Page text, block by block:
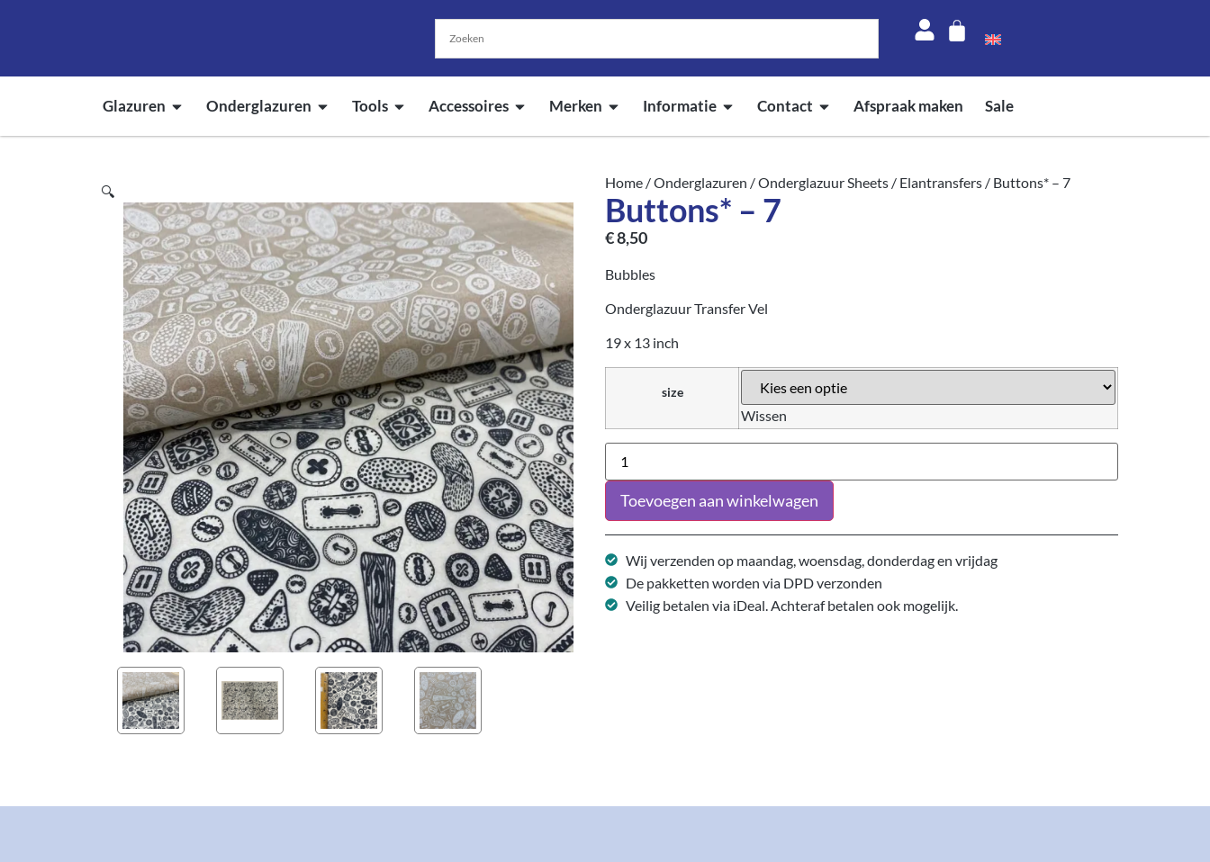
Glazuren Onderglazuren Tools Accessoires Merken Informatie Contact Afspraak maken Sale
🔍
Home /Onderglazuren /Onderglazuur Sheets / Elantransfers / Buttons* – 7
Buttons* – 7
€8,50
Bubbles
Onderglazuur Transfer Vel
19 x 13 inch
size
Wissen
Toevoegen aan winkelwagen
Wij verzenden op maandag, woensdag, donderdag en vrijdag
De pakketten worden via DPD verzonden
Veilig betalen via iDeal. Achteraf betalen ook mogelijk.